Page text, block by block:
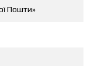
Пошти»